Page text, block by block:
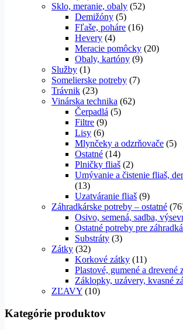
Sklo, meranie, obaly (52)
Demižóny (5)
Fľaše, poháre (16)
Hevery (4)
Meracie pomôcky (20)
Obaly, kartóny (9)
Služby (1)
Somelierske potreby (7)
Trávnik (23)
Vinárska technika (62)
Čerpadlá (5)
Filtre (9)
Lisy (6)
Mlynčeky a odzrňovače (5)
Ostatné (14)
Plničky fliaš (2)
Umývanie a čistenie fliaš,
(13)
Uzatváranie fliaš (9)
Záhradkárske potreby – ostatné
Osivo, semená, sadba,
Ostatné potreby pre
Substráty (3)
Zátky (32)
Korkové zátky (11)
Plastové, gumené a drevené
Záklopky, uzávery, kvasné
ZĽAVY (10)
Kategórie produktov